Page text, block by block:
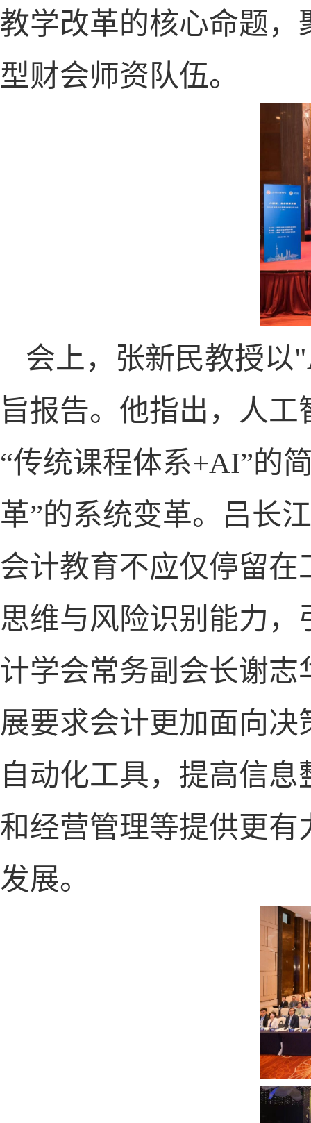
教学改革的核心命题
型财会师资队伍。
会上，张新民教授以
旨报告。他指出，人
“传统课程体系+AI”的
革”的系统变革。吕长
会计教育不应仅停留
思维与风险识别能力
计学会常务副会长谢
展要求会计更加面向
自动化工具，提高信
和经营管理等提供更
发展。